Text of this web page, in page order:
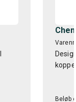
Beløb